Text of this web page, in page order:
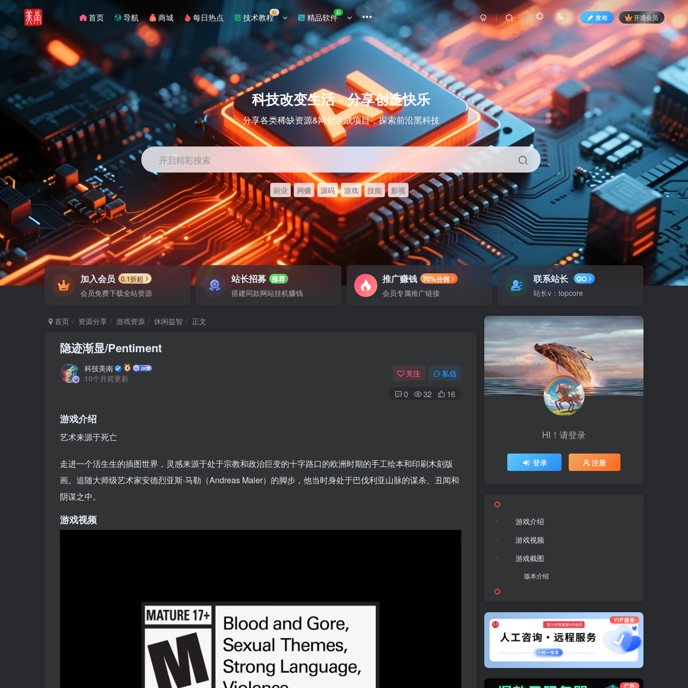
首页 导航 商城 每日热点 技术教程精 精品软件新
发布 开通会员
科技改变生活 · 分享创造快乐
分享各类稀缺资源&网创实战项目，探索前沿黑科技
开启精彩搜索
副业 网赚 源码 游戏 技能 影视
加入会员 0.1折起
会员免费下载全站资源
站长招募 推荐
搭建同款网站挂机赚钱
推广赚钱 70%分佣
会员专属推广链接
联系站长 GO
站长v：topcore
首页 资源分享 游戏资源 休闲益智 正文
隐迹渐显/Pentiment
科技美南
10个月前更新
关注 私信
0 32 16
游戏介绍
艺术来源于死亡
走进一个活生生的插图世界，灵感来源于处于宗教和政治巨变的十字路口的欧洲时期的手工绘本和印刷木刻版
画。追随大师级艺术家安德烈亚斯·马勒（Andreas Maler）的脚步，他当时身处于巴伐利亚山脉的谋杀、丑闻和
阴谋之中。
游戏视频
HI！请登录
登录 注册
游戏介绍
游戏视频
游戏截图
版本介绍
VIP服务
广告